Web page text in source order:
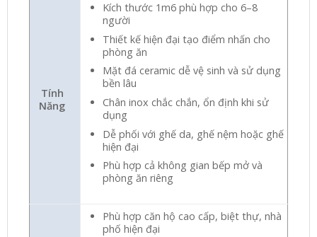
Tính
Năng
Kích thước 1m6 phù hợp cho 6–8
người
Thiết kế hiện đại tạo điểm nhấn cho
phòng ăn
Mặt đá ceramic dễ vệ sinh và sử dụng
bền lâu
Chân inox chắc chắn, ổn định khi sử
dụng
Dễ phối với ghế da, ghế nệm hoặc ghế
hiện đại
Phù hợp cả không gian bếp mở và
phòng ăn riêng
Phù hợp căn hộ cao cấp, biệt thự, nhà
phố hiện đại